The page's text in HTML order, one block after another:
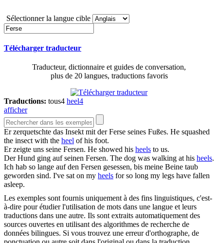
Sélectionner la langue cible
Télécharger traducteur
Traducteur, dictionnaire et guides de conversation,
plus de 20 langues, traductions favoris
Traductions: tous4 heel4
afficher
Er zerquetschte das Insekt mit derFerse seines Fußes. He squashed
the insect with the heel of his foot.
Er zeigte uns seine Fersen. He showed his heels to us.
Der Hund ging auf seinen Fersen. The dog was walking at his heels.
Ich hab so lange auf den Fersen gesessen, bis meine Beine taub
geworden sind. I've sat on my heels for so long my legs have fallen
asleep.
Les exemples sont fournis uniquement à des fins linguistiques, c'est-
à-dire pour étudier l'utilisation de mots dans une langue et leurs
traductions dans une autre. Ils sont extraits automatiquement des
sources ouvertes en utilisant des algorithmes de recherche de
données bilingues. Si vous trouvez une erreur d'orthographe, de